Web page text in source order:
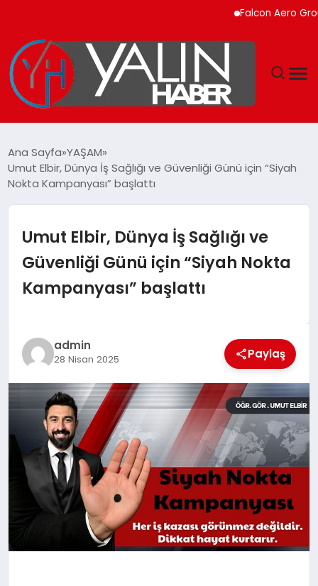
Falcon Aero Group,
SPOR
YAŞAM
TEKNOLOJİ
MAGAZİN
SAĞLIK
Ana Sayfa YAŞAM
Umut Elbir, Dünya İş Sağlığı ve Güvenliği Günü için “Siyah
Nokta Kampanyası” başlattı
Umut Elbir, Dünya İş Sağlığı ve
Güvenliği Günü için “Siyah Nokta
Kampanyası” başlattı
admin
28 Nisan 2025 Paylaş